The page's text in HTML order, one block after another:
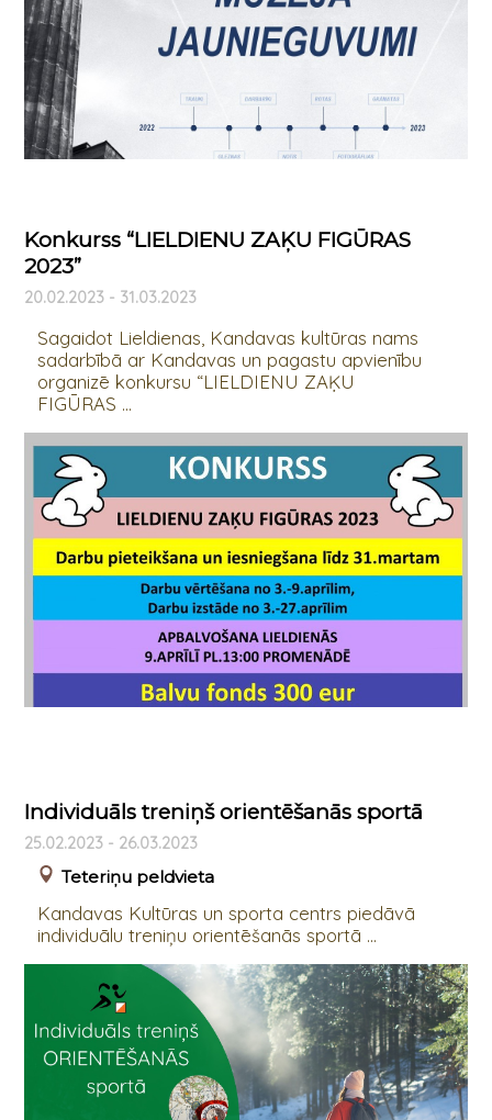
Konkurss “LIELDIENU ZAĶU FIGŪRAS
2023”
20.02.2023 - 31.03.2023
Sagaidot Lieldienas, Kandavas kultūras nams
sadarbībā ar Kandavas un pagastu apvienību
organizē konkursu “LIELDIENU ZAĶU
FIGŪRAS ...
Individuāls treniņš orientēšanās sportā
25.02.2023 - 26.03.2023
Teteriņu peldvieta
Kandavas Kultūras un sporta centrs piedāvā
individuālu treniņu orientēšanās sportā ...